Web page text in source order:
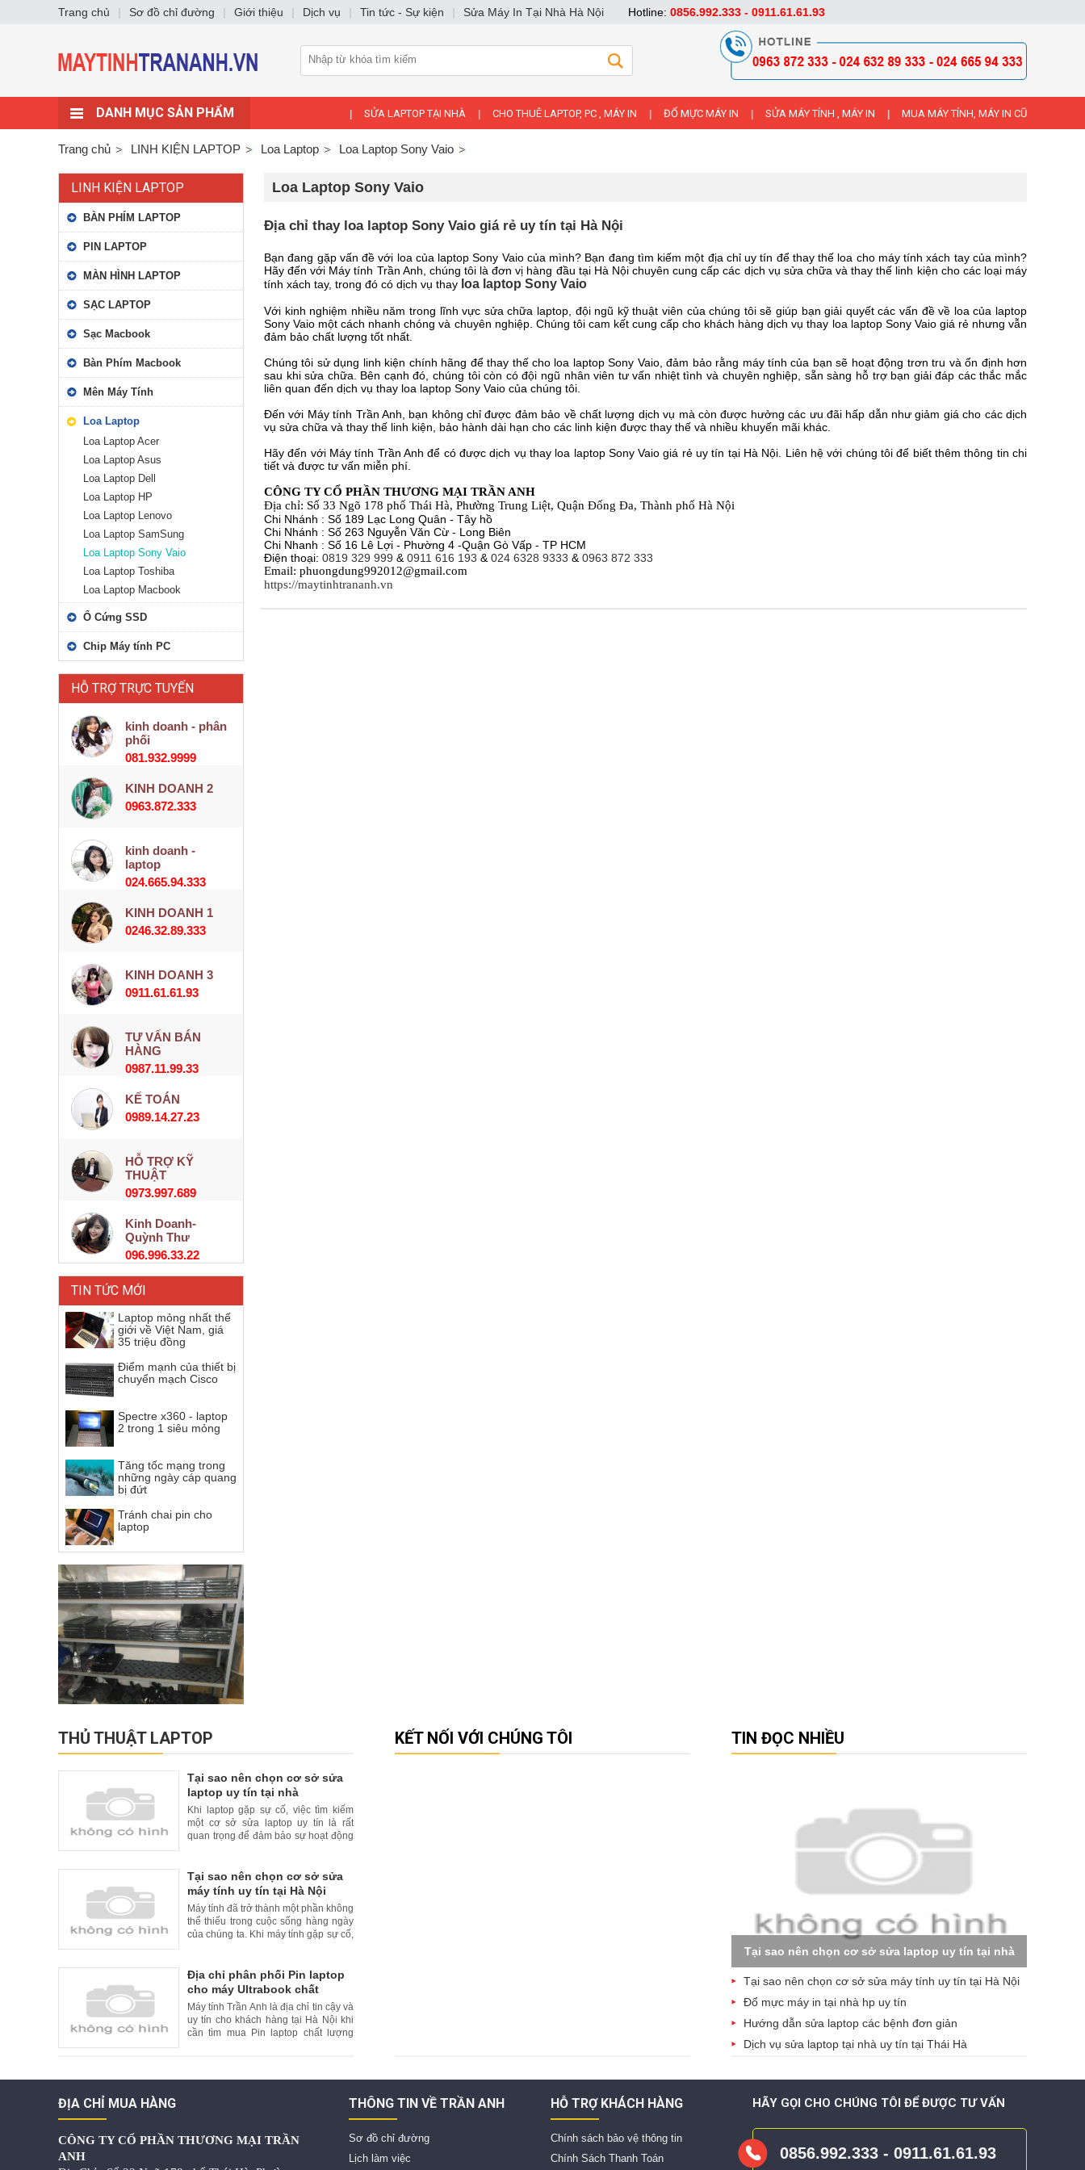
DANH MỤC SẢN PHẨM SỬA LAPTOP TẠI NHÀ CHO THUÊ LAPTOP, PC , MÁY IN ĐỔ MỰC MÁY IN SỬA MÁY TÍNH , MÁY IN MUA MÁY TÍNH, MÁY IN CŨ
Trang chủ LINH KIỆN LAPTOP Loa Laptop Loa Laptop Sony Vaio
LINH KIỆN LAPTOP
BÀN PHÍM LAPTOP
PIN LAPTOP
MÀN HÌNH LAPTOP
SẠC LAPTOP
Sạc Macbook
Bàn Phím Macbook
Mên Máy Tính
Loa Laptop
Loa Laptop Acer
Loa Laptop Asus
Loa Laptop Dell
Loa Laptop HP
Loa Laptop Lenovo
Loa Laptop SamSung
Loa Laptop Sony Vaio
Loa Laptop Toshiba
Loa Laptop Macbook
Ổ Cứng SSD
Chip Máy tính PC
HỖ TRỢ TRỰC TUYẾN
kinh doanh - phân
phối
081.932.9999
KINH DOANH 2
0963.872.333
kinh doanh -
laptop
024.665.94.333
KINH DOANH 1
0246.32.89.333
KINH DOANH 3
0911.61.61.93
TƯ VẤN BÁN
HÀNG
0987.11.99.33
KẾ TOÁN
0989.14.27.23
HỖ TRỢ KỸ
THUẬT
0973.997.689
Kinh Doanh-
Quỳnh Thư
096.996.33.22
TIN TỨC MỚI
Laptop mỏng nhất thế
giới về Việt Nam, giá
35 triệu đồng
Điểm mạnh của thiết bị
chuyển mạch Cisco
Spectre x360 - laptop
2 trong 1 siêu mỏng
Tăng tốc mạng trong
những ngày cáp quang
bị đứt
Tránh chai pin cho
laptop
Loa Laptop Sony Vaio
Địa chỉ thay loa laptop Sony Vaio giá rẻ uy tín tại Hà Nội
Bạn đang gặp vấn đề với loa của laptop Sony Vaio của mình? Bạn đang tìm kiếm một địa chỉ uy tín để thay thế loa cho máy tính xách tay của mình?
Hãy đến với Máy tính Trần Anh, chúng tôi là đơn vị hàng đầu tại Hà Nội chuyên cung cấp các dịch vụ sửa chữa và thay thế linh kiện cho các loại máy
tính xách tay, trong đó có dịch vụ thay loa laptop Sony Vaio
Với kinh nghiệm nhiều năm trong lĩnh vực sửa chữa laptop, đội ngũ kỹ thuật viên của chúng tôi sẽ giúp bạn giải quyết các vấn đề về loa của laptop
Sony Vaio một cách nhanh chóng và chuyên nghiệp. Chúng tôi cam kết cung cấp cho khách hàng dịch vụ thay loa laptop Sony Vaio giá rẻ nhưng vẫn
đảm bảo chất lượng tốt nhất.
Chúng tôi sử dụng linh kiện chính hãng để thay thế cho loa laptop Sony Vaio, đảm bảo rằng máy tính của bạn sẽ hoạt động trơn tru và ổn định hơn
sau khi sửa chữa. Bên cạnh đó, chúng tôi còn có đội ngũ nhân viên tư vấn nhiệt tình và chuyên nghiệp, sẵn sàng hỗ trợ bạn giải đáp các thắc mắc
liên quan đến dịch vụ thay loa laptop Sony Vaio của chúng tôi.
Đến với Máy tính Trần Anh, bạn không chỉ được đảm bảo về chất lượng dịch vụ mà còn được hưởng các ưu đãi hấp dẫn như giảm giá cho các dịch
vụ sửa chữa và thay thế linh kiện, bảo hành dài hạn cho các linh kiện được thay thế và nhiều khuyến mãi khác.
Hãy đến với Máy tính Trần Anh để có được dịch vụ thay loa laptop Sony Vaio giá rẻ uy tín tại Hà Nội. Liên hệ với chúng tôi để biết thêm thông tin chi
tiết và được tư vấn miễn phí.
CÔNG TY CỔ PHẦN THƯƠNG MẠI TRẦN ANH
Địa chỉ: Số 33 Ngõ 178 phố Thái Hà, Phường Trung Liệt, Quận Đống Đa, Thành phố Hà Nội
Chi Nhánh : Số 189 Lạc Long Quân - Tây hồ
Chi Nhánh : Số 263 Nguyễn Văn Cừ - Long Biên
Chi Nhanh : Số 16 Lê Lợi - Phường 4 -Quận Gò Vấp - TP HCM
Điện thoại: 0819 329 999 & 0911 616 193 & 024 6328 9333 & 0963 872 333
Email: phuongdung992012@gmail.com
https://maytinhtrananh.vn
THỦ THUẬT LAPTOP
Tại sao nên chọn cơ sở sửa
laptop uy tín tại nhà
Khi laptop gặp sự cố, việc tìm kiếm
một cơ sở sửa laptop uy tín là rất
quan trọng để đảm bảo sự hoạt động
tiện lợi cho khách hàng, nhiều cơ sở
sửa laptop uy tín đã cung cấp dịch vụ
sửa chữa tại nhà. Trong bài viết này,
chúng
Tại sao nên chọn cơ sở sửa
máy tính uy tín tại Hà Nội
Máy tính đã trở thành một phần không
thể thiếu trong cuộc sống hàng ngày
của chúng ta. Khi máy tính gặp sự cố,
nhiều cơ sở sửa máy tính uy tín và
chất lượng. Trong bài viết này, chúng
tôi xin giới thiệu lý do nên chọn cơ
Địa chỉ phân phối Pin laptop
cho máy Ultrabook chất
lượng cao và uy tín tại Hà Nội
Máy tính Trần Anh là địa chỉ tin cậy và
uy tín cho khách hàng tại Hà Nội khi
cần tìm mua Pin laptop chất lượng
khách hàng những sản phẩm Pin
KẾT NỐI VỚI CHÚNG TÔI TIN ĐỌC NHIỀU
Tại sao nên chọn cơ sở sửa laptop uy tín tại nhà
Tại sao nên chọn cơ sở sửa máy tính uy tín tại Hà Nội
Đổ mực máy in tại nhà hp uy tín
Hướng dẫn sửa laptop các bệnh đơn giản
Dịch vụ sửa laptop tại nhà uy tín tại Thái Hà
HÃY GỌI CHO CHÚNG TÔI ĐỂ ĐƯỢC TƯ VẤN
0856.992.333 - 0911.61.61.93
ĐỊA CHỈ MUA HÀNG
CÔNG TY CỔ PHẦN THƯƠNG MẠI TRẦN
ANH
THÔNG TIN VỀ TRẦN ANH
Sơ đồ chỉ đường
Lịch làm việc
HỖ TRỢ KHÁCH HÀNG
Chính sách bảo vệ thông tin
Chính Sách Thanh Toán
Trang chủ | Sơ đồ chỉ đường | Giới thiệu | Dịch vụ | Tin tức - Sự kiện | Sửa Máy In Tại Nhà Hà Nội Hotline: 0856.992.333 - 0911.61.61.93